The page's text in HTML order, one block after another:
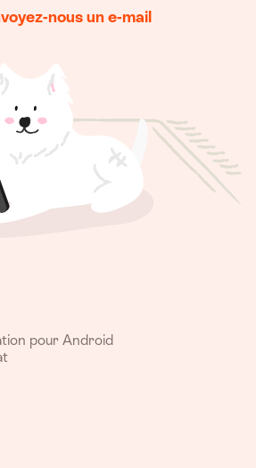
nous un e-mail
pour Android